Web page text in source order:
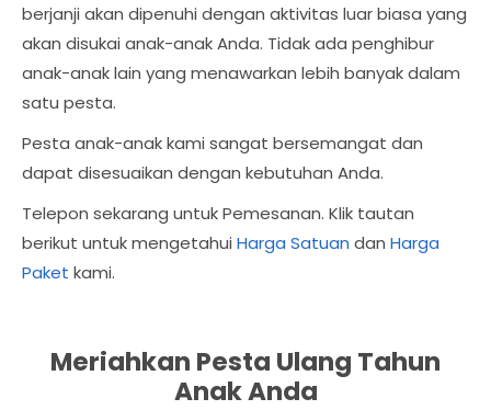
berjanji akan dipenuhi dengan aktivitas luar biasa yang
akan disukai anak-anak Anda. Tidak ada penghibur
anak-anak lain yang menawarkan lebih banyak dalam
satu pesta.
Pesta anak-anak kami sangat bersemangat dan
dapat disesuaikan dengan kebutuhan Anda.
Telepon sekarang untuk Pemesanan. Klik tautan
berikut untuk mengetahui Harga Satuan dan Harga
Paket kami.
Meriahkan Pesta Ulang Tahun
Anak Anda